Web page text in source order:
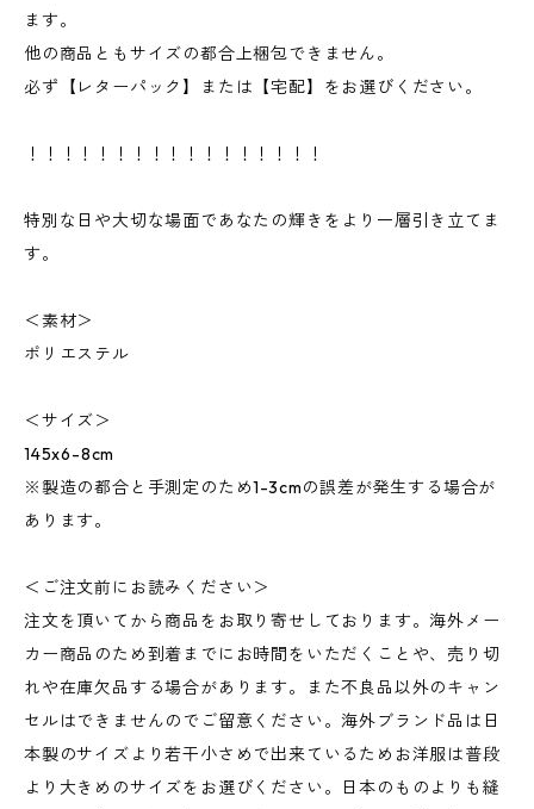
ます。
他の商品ともサイズの都合上梱包できません。
必ず【レターパック】または【宅配】をお選びください。
！！！！！！！！！！！！！！！！！
特別な日や大切な場面であなたの輝きをより一層引き立てま
す。
＜素材＞
ポリエステル
＜サイズ＞
145x6-8cm
※製造の都合と手測定のため1-3cmの誤差が発生する場合が
あります。
＜ご注文前にお読みください＞
注文を頂いてから商品をお取り寄せしております。海外メー
カー商品のため到着までにお時間をいただくことや、売り切
れや在庫欠品する場合があります。また不良品以外のキャン
セルはできませんのでご留意ください。海外ブランド品は日
本製のサイズより若干小さめで出来ているためお洋服は普段
より大きめのサイズをお選びください。日本のものよりも縫